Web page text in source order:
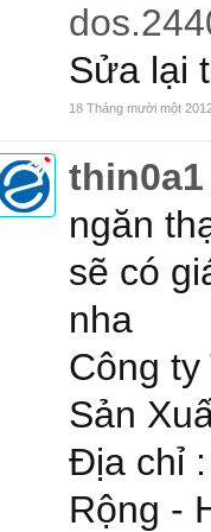
Sửa lại
18 Tháng mười một
thin0a1
ngăn
sẽ có
nha
Công
Sản
Địa chỉ
Rộng -